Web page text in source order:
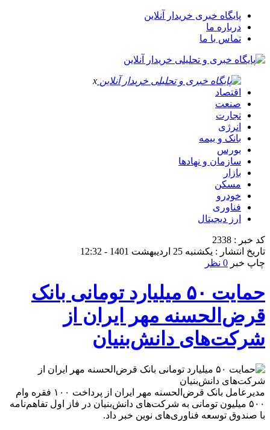
پایگاه خبری خریدار آنلاین
درباره ما
تماس با ما
x
اقتصاد
صنعت
تجارت
انرژی
بانک و بیمه
بورس
سازمان و نهادها
بازار
مسکن
خودرو
فناوری
ارز دیجیتال
کد خبر : 2338
تاریخ انتشار : یکشنبه 25 اردیبهشت 1401 - 12:32
چاپ خبر 0 نظر
حمایت ۵۰ میلیارد تومانی بانک
قرض‌الحسنه مهر ایران از
شرکت‌های دانش‌بنیان
مدیرعامل بانک قرض‌الحسنه مهر ایران از پرداخت ۱۰۰ فقره وام
۵۰۰ میلیون تومانی به شرکت‌های دانش‌بنیان در فاز اول تفاهم‌نامه
با صندوق توسعه فناوری‌های نوین خبر داد.